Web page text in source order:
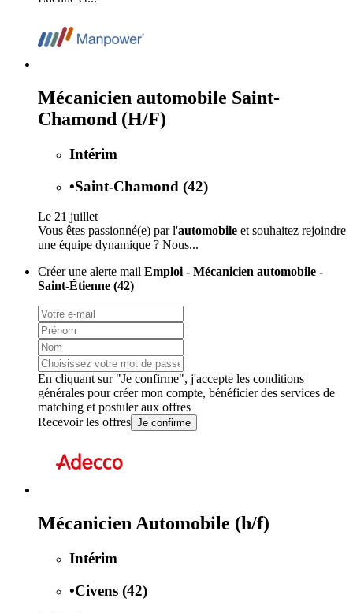
Mécanicien automobile Saint-
Chamond (H/F)
Intérim
•Saint-Chamond (42)
Le 21 juillet
Vous êtes passionné(e) par l'automobile et souhaitez rejoindre
une équipe dynamique ? Nous...
Créer une alerte mail Emploi - Mécanicien automobile -
Saint-Étienne (42)
En cliquant sur "Je confirme", j'accepte les conditions
générales pour créer mon compte, bénéficier des services de
matching et postuler aux offres
Recevoir les offres Je confirme
Mécanicien Automobile (h/f)
Intérim
•Civens (42)